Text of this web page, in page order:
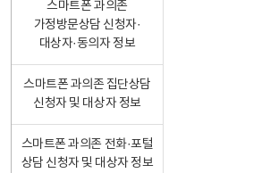
스마트폰 과의존
가정방문상담 신청자·
대상자·동의자 정보
스마트폰 과의존 집단상담
신청자 및 대상자 정보
스마트폰 과의존 전화·포털
상담 신청자 및 대상자 정보